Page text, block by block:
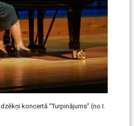
koncertā “Turpinājums” (no I.